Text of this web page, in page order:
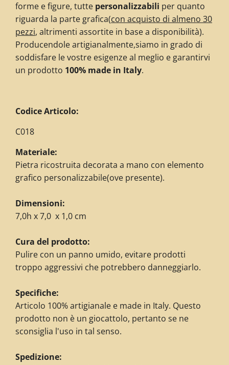
forme e figure, tutte personalizzabili per quanto
riguarda la parte grafica(con acquisto di almeno 30
pezzi, altrimenti assortite in base a disponibilità).
Producendole artigianalmente,siamo in grado di
soddisfare le vostre esigenze al meglio e garantirvi
un prodotto 100% made in Italy.
Codice Articolo:
C018
Materiale:
Pietra ricostruita decorata a mano con elemento
grafico personalizzabile(ove presente).
Dimensioni:
7,0h x 7,0 x 1,0 cm
Cura del prodotto:
Pulire con un panno umido, evitare prodotti
troppo aggressivi che potrebbero danneggiarlo.
Specifiche:
Articolo 100% artigianale e made in Italy. Questo
prodotto non è un giocattolo, pertanto se ne
sconsiglia l'uso in tal senso.
Spedizione: